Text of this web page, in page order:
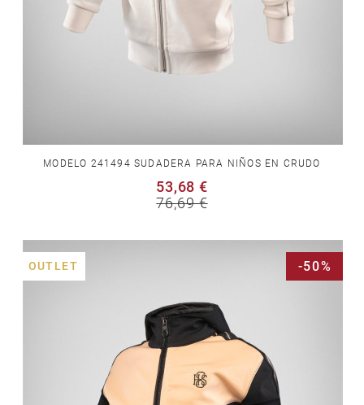
MODELO 241494 SUDADERA PARA NIÑOS EN CRUDO
53,68 €
76,69 €
OUTLET -50%